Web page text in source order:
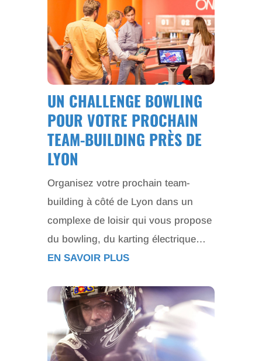
UN CHALLENGE BOWLING
POUR VOTRE PROCHAIN
TEAM-BUILDING PRÈS DE
LYON
Organisez votre prochain team-
building à côté de Lyon dans un
complexe de loisir qui vous propose
du bowling, du karting électrique…
EN SAVOIR PLUS